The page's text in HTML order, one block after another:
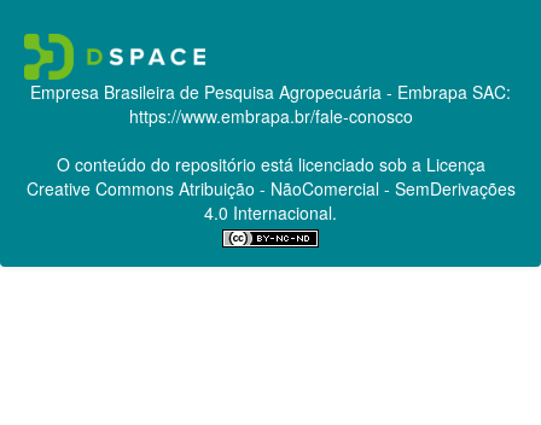
Empresa Brasileira de Pesquisa Agropecuária - Embrapa SAC:
https://www.embrapa.br/fale-conosco
O conteúdo do repositório está licenciado sob a Licença
Creative CommonsAtribuição - NãoComercial - SemDerivações
4.0 Internacional.